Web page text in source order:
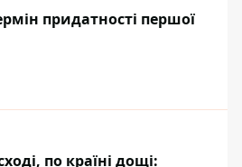
придатності першої
по країні дощі: